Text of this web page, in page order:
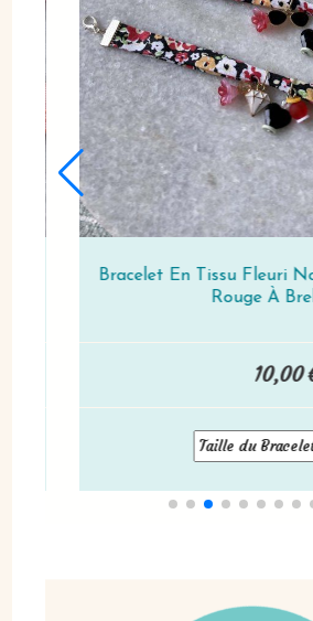
Bracelet En Tissu Fleuri Noir,
Rouge À
10,00€